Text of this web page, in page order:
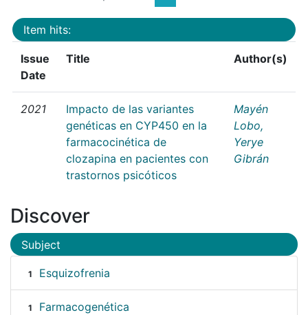
Item hits:
Issue
Date
Title Author(s)
2021
Impacto de las variantes
genéticas en CYP450 en la
farmacocinética de
clozapina en pacientes con
trastornos psicóticos
Mayén
Lobo,
Yerye
Gibrán
Discover
Subject
1 Esquizofrenia
1 Farmacogenética